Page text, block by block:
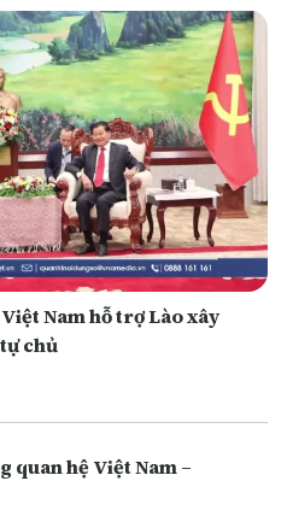
Nam hỗ trợ Lào xây
chủ
quan hệ Việt Nam –